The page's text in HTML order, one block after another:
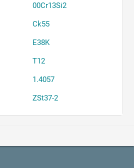
00Cr13Si2
Ck55
E38K
T12
1.4057
ZSt37-2